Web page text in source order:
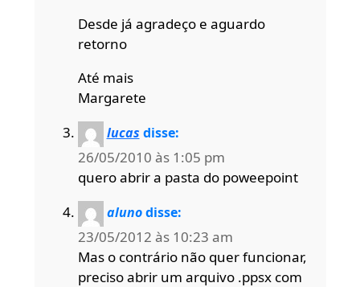
Desde já agradeço e aguardo
retorno
Até mais
Margarete
lucas disse:
26/05/2010 às 1:05 pm
quero abrir a pasta do poweepoint
aluno disse:
23/05/2012 às 10:23 am
Mas o contrário não quer funcionar,
preciso abrir um arquivo .ppsx com